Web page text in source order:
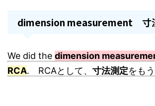
dimension measurement 寸
We did the dimension
RCA. RCAとして、 寸法測定をも